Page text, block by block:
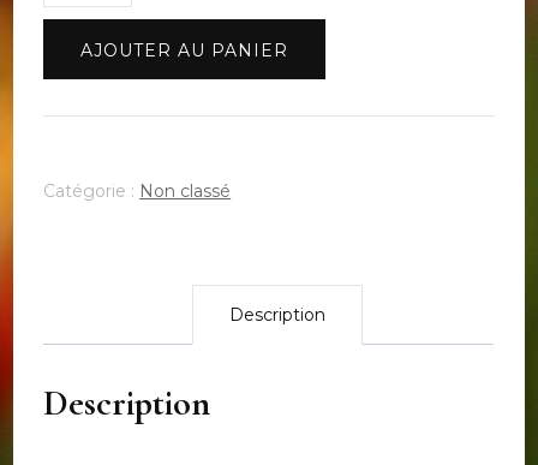
Les
AJOUTER AU PANIER
Catégorie : Non classé
Description
Description